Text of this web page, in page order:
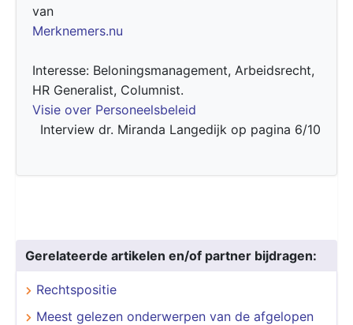
van
Merknemers.nu
Interesse: Beloningsmanagement, Arbeidsrecht,
HR Generalist, Columnist.
Visie over Personeelsbeleid
Interview dr. Miranda Langedijk op pagina 6/10
Gerelateerde artikelen en/of partner bijdragen:
Rechtspositie
Meest gelezen onderwerpen van de afgelopen